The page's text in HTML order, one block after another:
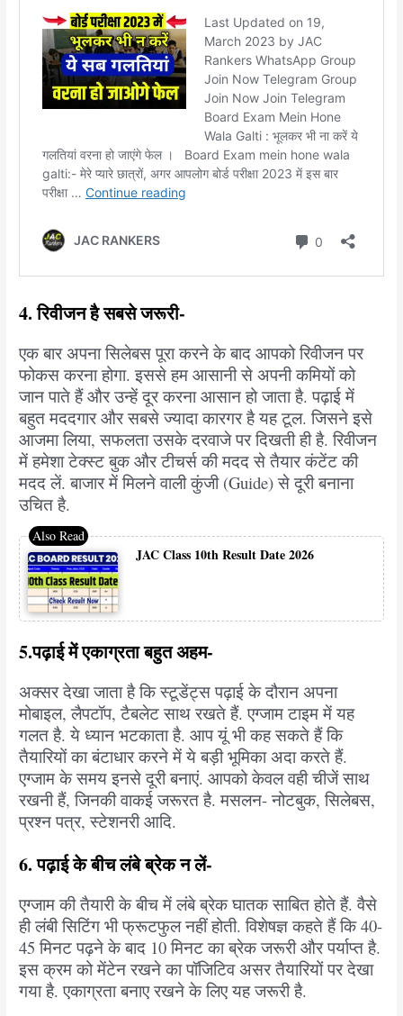
4. रिवीजन है सबसे जरूरी-
एक बार अपना सिलेबस पूरा करने के बाद आपको रिवीजन पर
फोकस करना होगा. इससे हम आसानी से अपनी कमियों को
जान पाते हैं और उन्हें दूर करना आसान हो जाता है. पढ़ाई में
बहुत मददगार और सबसे ज्यादा कारगर है यह टूल. जिसने इसे
आजमा लिया, सफलता उसके दरवाजे पर दिखती ही है. रिवीजन
में हमेशा टेक्स्ट बुक और टीचर्स की मदद से तैयार कंटेंट की
मदद लें. बाजार में मिलने वाली कुंजी (Guide) से दूरी बनाना
उचित है.
JAC Class 10th Result Date 2026
5.पढ़ाई में एकाग्रता बहुत अहम-
अक्सर देखा जाता है कि स्टूडेंट्स पढ़ाई के दौरान अपना
मोबाइल, लैपटॉप, टैबलेट साथ रखते हैं. एग्जाम टाइम में यह
गलत है. ये ध्यान भटकाता है. आप यूं भी कह सकते हैं कि
तैयारियों का बंटाधार करने में ये बड़ी भूमिका अदा करते हैं.
एग्जाम के समय इनसे दूरी बनाएं. आपको केवल वही चीजें साथ
रखनी हैं, जिनकी वाकई जरूरत है. मसलन- नोटबुक, सिलेबस,
प्रश्न पत्र, स्टेशनरी आदि.
6. पढ़ाई के बीच लंबे ब्रेक न लें-
एग्जाम की तैयारी के बीच में लंबे ब्रेक घातक साबित होते हैं. वैसे
ही लंबी सिटिंग भी फ्रूटफुल नहीं होती. विशेषज्ञ कहते हैं कि 40-
45 मिनट पढ़ने के बाद 10 मिनट का ब्रेक जरूरी और पर्याप्त है.
इस क्रम को मेंटेन रखने का पॉजिटिव असर तैयारियों पर देखा
गया है. एकाग्रता बनाए रखने के लिए यह जरूरी है.